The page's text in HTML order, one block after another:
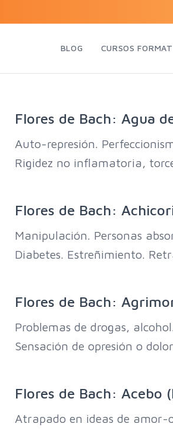
BLOG CURSOS
Flores de Bach: Agua
Auto-represión.
Rigidez no inflamatoria,
Flores de Bach:
Manipulación. Personas
Diabetes. Estreñimiento.
Flores de Bach:
Problemas de drogas, alcohol.
Sensación de opresión o
Flores de Bach: Acebo
Atrapado en ideas de amor-